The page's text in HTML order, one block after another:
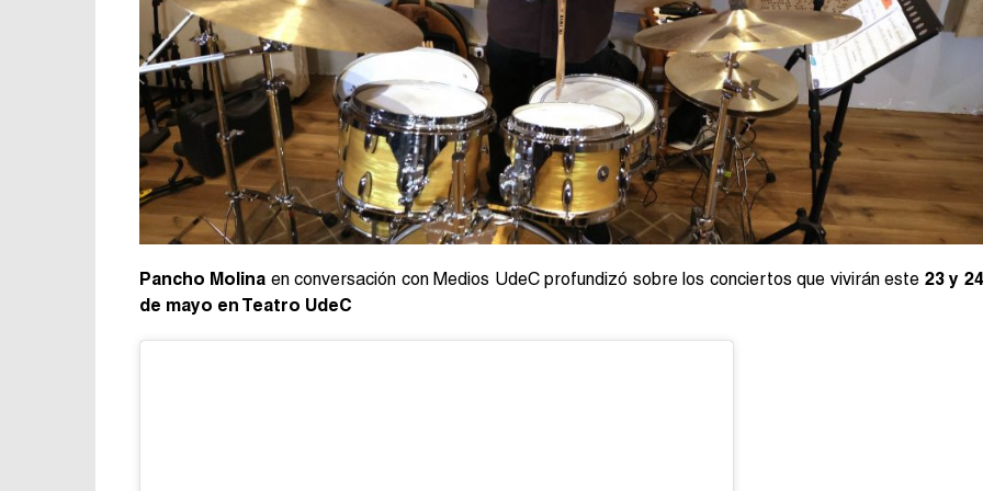
Pancho Molina en conversación con Medios UdeC profundizó sobre los conciertos que vivirán este 23 y 24
de mayo en Teatro UdeC